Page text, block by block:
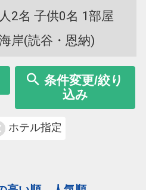
2名 子供0名 1部屋
岸(読谷・恩納)
条件変更/絞り
込み
ホテル指定